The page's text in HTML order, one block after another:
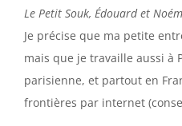
Le Petit Souk, Édouard et
Je précise que ma petite
mais que je travaille aussi à
parisienne, et partout en
frontières par internet